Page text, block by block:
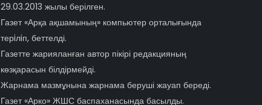
29.03.2013 жылы берілген.
Газет «Арқа ақшамының» компьютер орталығында
терiлiп, беттелді.
Газетте жарияланған автор пікірі редакцияның
көзқарасын білдірмейді.
Жарнама мазмұнына жарнама беруші жауап береді.
Газет «Арко» ЖШС баспаханасында басылды.